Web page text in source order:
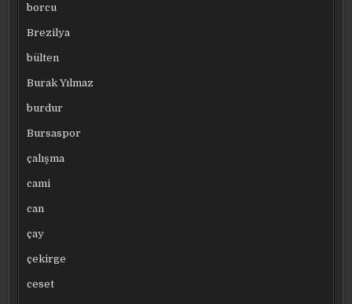
borcu
Brezilya
bülten
Burak Yılmaz
burdur
Bursaspor
çalışma
cami
can
çay
çekirge
ceset